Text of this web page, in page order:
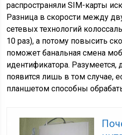
распространяли SIM-карты
Разница в скорости между
сетевых технологий
10 раз), а потому повысить
поможет банальная смена
идентификатора.
появится лишь в том случае,
планшетом способны